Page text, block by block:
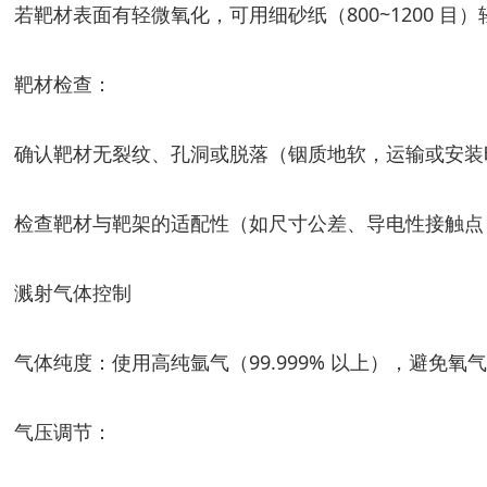
若靶材表面有轻微氧化，可用细砂纸（800~1200 目
靶材检查：
确认靶材无裂纹、孔洞或脱落（铟质地软，运输或安
检查靶材与靶架的适配性（如尺寸公差、导电性接触
溅射气体控制
气体纯度：使用高纯氩气（99.999% 以上），避免氧
气压调节：